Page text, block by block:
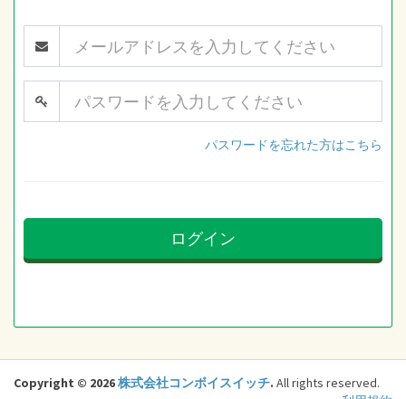
パスワードを忘れた方はこちら
ログイン
Copyright © 2026株式会社コンボイスイッチ. All rights reserved.